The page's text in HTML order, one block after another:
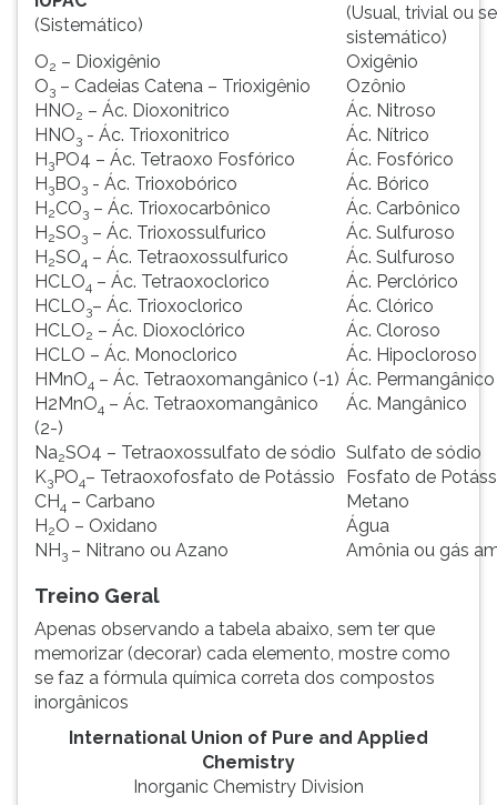
(Sistemático)
(Usual, trivial ou
sistemático)
O2 – Dioxigênio
Oxigênio
O3 – Cadeias Catena – Trioxigênio
Ozônio
HNO2 – Ác. Dioxonitrico
Ác. Nitroso
HNO3 - Ác. Trioxonitrico
Ác. Nítrico
H3PO4 – Ác. Tetraoxo Fosfórico
Ác. Fosfórico
H3BO3 - Ác. Trioxobórico
Ác. Bórico
H2CO3 – Ác. Trioxocarbônico
Ác. Carbônico
H2SO3 – Ác. Trioxossulfurico
Ác. Sulfuroso
H2SO4 – Ác. Tetraoxossulfurico
Ác. Sulfuroso
HCLO4 – Ác. Tetraoxoclorico
Ác. Perclórico
HCLO3– Ác. Trioxoclorico
Ác. Clórico
HCLO2 – Ác. Dioxoclórico
Ác. Cloroso
HCLO – Ác. Monoclorico
Ác. Hipocloroso
HMnO4 – Ác. Tetraoxomangânico (-1) Ác. Permangânico
H2MnO4 – Ác. Tetraoxomangânico
(2-)
Ác. Mangânico
Na2SO4 – Tetraoxossulfato de sódio Sulfato de sódio
K3PO4– Tetraoxofosfato de Potássio
Fosfato de
CH4 – Carbano
Metano
H2O – Oxidano
Água
NH3 – Nitrano ou Azano Amônia ou gás
Treino Geral
Apenas observando a tabela abaixo, sem ter que
memorizar (decorar) cada elemento, mostre como
se faz a fórmula química correta dos compostos
inorgânicos
International Union of Pure and Applied
Chemistry
Inorganic Chemistry Division